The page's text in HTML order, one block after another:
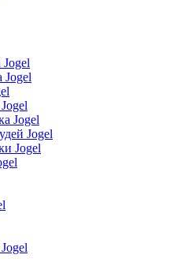
Jogel
Jogel
Jogel
Jogel